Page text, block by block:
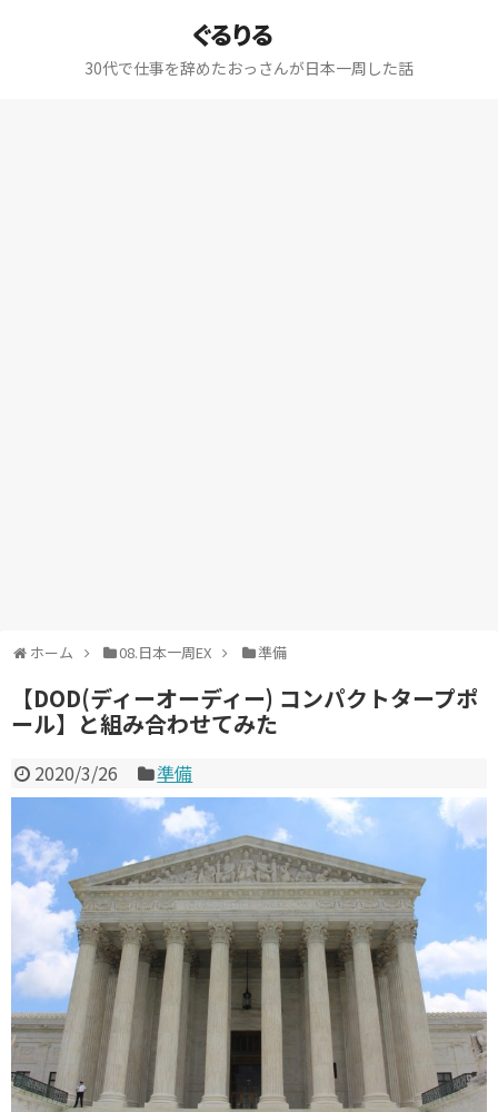
ぐるりる
30代で仕事を辞めたおっさんが日本一周した話
ホーム 08.日本一周EX 準備
【DOD(ディーオーディー) コンパクトタープポ
ール】と組み合わせてみた
2020/3/26 準備